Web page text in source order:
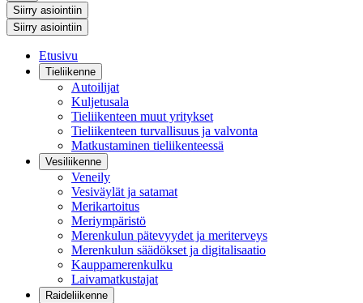
Siirry asiointiin
Siirry asiointiin
Etusivu
Tieliikenne
Autoilijat
Kuljetusala
Tieliikenteen muut yritykset
Tieliikenteen turvallisuus ja valvonta
Matkustaminen tieliikenteessä
Vesiliikenne
Veneily
Vesiväylät ja satamat
Merikartoitus
Meriympäristö
Merenkulun pätevyydet ja meriterveys
Merenkulun säädökset ja digitalisaatio
Kauppamerenkulku
Laivamatkustajat
Raideliikenne